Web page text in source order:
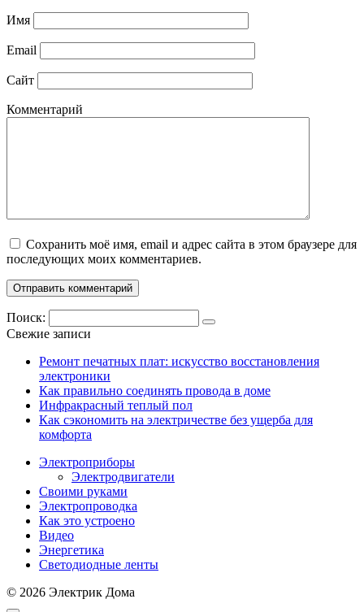
Имя
Email
Сайт
Комментарий
Сохранить моё имя, email и адрес сайта в этом браузере для
последующих моих комментариев.
Поиск:
Свежие записи
Ремонт печатных плат: искусство восстановления
электроники
Как правильно соединять провода в доме
Инфракрасный теплый пол
Как сэкономить на электричестве без ущерба для
комфорта
Электроприборы
Электродвигатели
Своими руками
Электропроводка
Как это устроено
Видео
Энергетика
Светодиодные ленты
© 2026 Электрик Дома